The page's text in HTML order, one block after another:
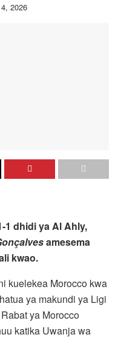
2026
1 dhidi ya Al Ahly,
amesema
kwao.
kuelekea Morocco kwa
ya makundi ya Ligi
ya Morocco
katika Uwanja wa